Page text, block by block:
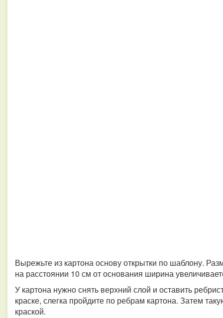
Вырежьте из картона основу открытки по шаблону.
на расстоянии 10 см от основания ширина
У картона нужно снять верхний слой и оставить
краске, слегка пройдите по ребрам картона. Затем
краской.